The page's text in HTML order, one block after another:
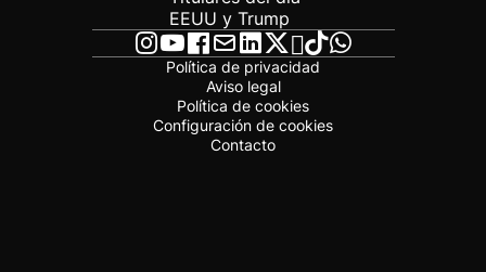
EEUU y Trump
Política de privacidad
Aviso legal
Política de cookies
Configuración de cookies
Contacto